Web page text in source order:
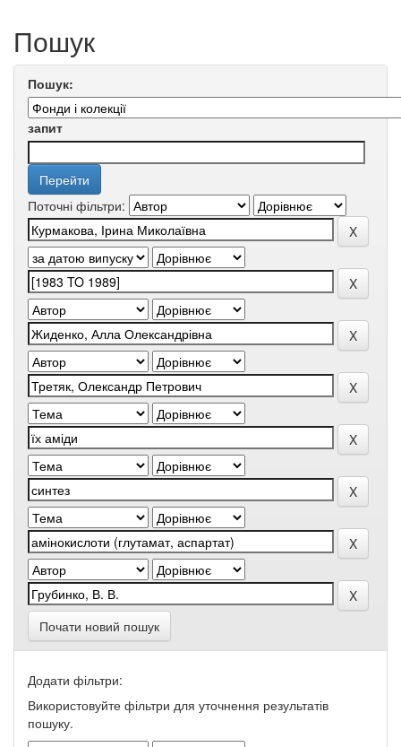
Пошук
Пошук:
запит
Поточні фільтри:
Почати новий пошук
Додати фільтри:
Використовуйте фільтри для уточнення результатів
пошуку.